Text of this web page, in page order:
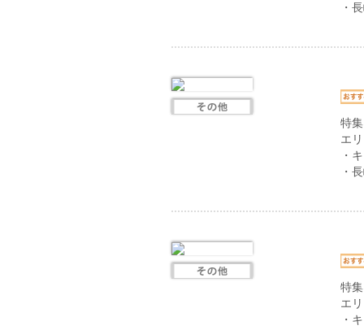
・
特
エ
・
・
特
エ
・